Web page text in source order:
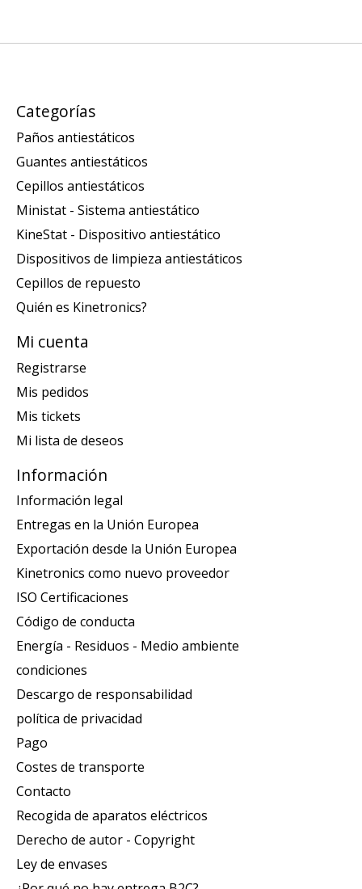
Categorías
Paños antiestáticos
Guantes antiestáticos
Cepillos antiestáticos
Ministat - Sistema antiestático
KineStat - Dispositivo antiestático
Dispositivos de limpieza antiestáticos
Cepillos de repuesto
Quién es Kinetronics?
Mi cuenta
Registrarse
Mis pedidos
Mis tickets
Mi lista de deseos
Información
Información legal
Entregas en la Unión Europea
Exportación desde la Unión Europea
Kinetronics como nuevo proveedor
ISO Certificaciones
Código de conducta
Energía - Residuos - Medio ambiente
condiciones
Descargo de responsabilidad
política de privacidad
Pago
Costes de transporte
Contacto
Recogida de aparatos eléctricos
Derecho de autor - Copyright
Ley de envases